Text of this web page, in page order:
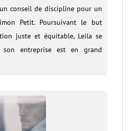
conseil de discipline pour un
Petit. Poursuivant le but
juste et équitable, Leila se
son entreprise est en grand